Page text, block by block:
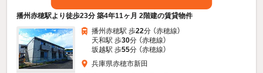
播州赤穂駅より徒歩23分 築4年11ヶ月 2階建の賃貸物件
播州赤穂駅 歩22分 （赤穂線）
天和駅 歩30分 （赤穂線）
坂越駅 歩55分 （赤穂線）
兵庫県赤穂市新田